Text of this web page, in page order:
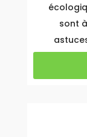
sont